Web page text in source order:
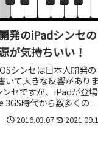
発のiPadシンセの
が気持ちいい！
シンセは日本人開発の
いて大きな反響があり
セですが、iPadが登場
時代から数多くのシ
2016.03.07